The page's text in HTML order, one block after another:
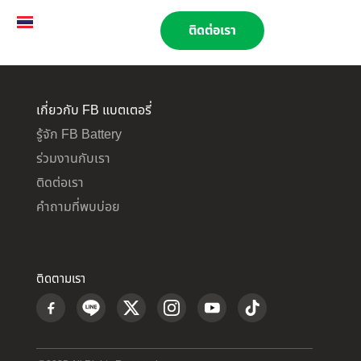
ติดต่อเรา
เกี่ยวกับ FB แบตเตอรี่
รู้จัก FB Battery
ร่วมงานกับเรา
ติดต่อเรา
คำถามที่พบบ่อย
ติดตามเรา